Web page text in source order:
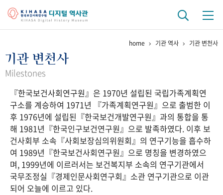
걸어온 길 기관 변천사
연구 역사
정책과 연구 키워드로 보는 연구 역사
연구자들
간행물 변천사
기록물 아카이브
사진 아카이브 문서 기록물 행정박물 영상 기록물
home 기관 역사 기관 변천사
기관 변천사
Milestones
『한국보건사회연구원』은 1970년 설립된 국립가족계획연
구소를 계승하여 1971년 『가족계획연구원』으로 출범한 이
후 1976년에 설립된『한국보건개발연구원』과의 통합을 통
해 1981년『한국인구보건연구원』으로 발족하였다. 이후 보
건사회부 소속『사회보장심의위원회』의 연구기능을 흡수하
여 1989년『한국보건사회연구원』으로 명칭을 변경하였으
며, 1999년에 이르러서는 보건복지부 소속의 연구기관에서
국무조정실『경제인문사회연구회』소관 연구기관으로 이관
되어 오늘에 이르고 있다.